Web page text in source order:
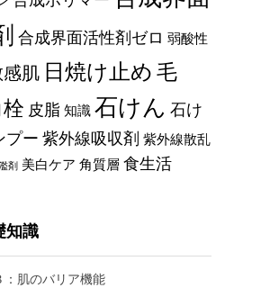
合成界面活性剤ゼロ 弱酸性
肌 日焼け止め毛
皮脂 知識 石けん 石け
プー 紫外線吸収剤 紫外線散乱
剤 美白ケア 角質層 食生活
知識
：肌のバリア機能